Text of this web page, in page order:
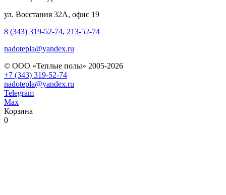
ул. Восстания 32А, офис 19
8 (343) 319-52-74, 213-52-74
nadotepla@yandex.ru
© ООО «Теплые полы» 2005-2026
+7 (343) 319-52-74
nadotepla@yandex.ru
Telegram
Max
Корзина
0